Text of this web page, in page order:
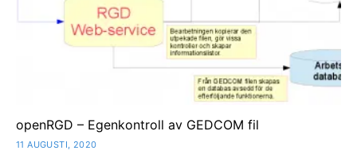
openRGD – Egenkontroll av GEDCOM fil
11 AUGUSTI, 2020